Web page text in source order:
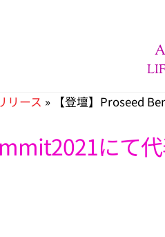
リース » 【登壇】Proseed
にて